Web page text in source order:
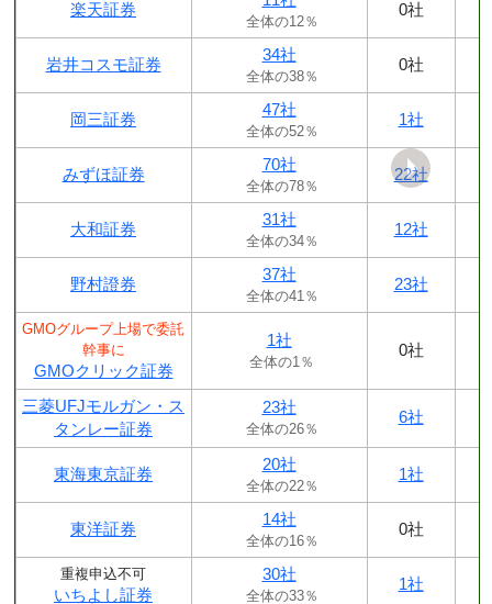
楽天証券
全体の12％
0社
岩井コスモ証券
34社
全体の38％
0社
岡三証券
47社
全体の52％
1社
みずほ証券
70社
全体の78％
22社
大和証券
31社
全体の34％
12社
野村證券
37社
全体の41％
23社
GMOグループ上場で委託
幹事に
GMOクリック証券
1社
全体の1％
0社
三菱UFJモルガン・ス
タンレー証券
23社
全体の26％
6社
東海東京証券
20社
全体の22％
1社
東洋証券
14社
全体の16％
0社
重複申込不可
いちよし証券
30社
全体の33％
1社